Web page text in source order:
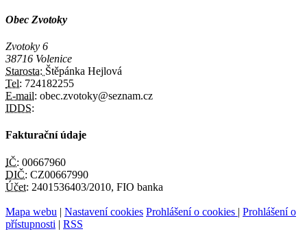
Obec Zvotoky
Zvotoky 6
38716 Volenice
Starosta: Štěpánka Hejlová
Tel: 724182255
E-mail: obec.zvotoky@seznam.cz
IDDS:
Fakturační údaje
IČ: 00667960
DIČ: CZ00667990
Účet: 2401536403/2010, FIO banka
Mapa webu | Nastavení cookies Prohlášení o cookies | Prohlášení o
přístupnosti | RSS